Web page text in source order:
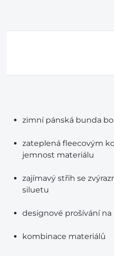
zimní pánská bunda
zateplená fleecovým
jemnost materiálu
zajímavý střih se
siluetu
designové prošívání
kombinace materiálů